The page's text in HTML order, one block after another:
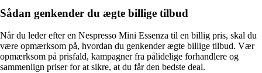
Sådan genkender du ægte billige tilbud
Når du leder efter en Nespresso Mini Essenza til en billig pris, skal du
være opmærksom på, hvordan du genkender ægte billige tilbud. Vær
opmærksom på prisfald, kampagner fra pålidelige forhandlere og
sammenlign priser for at sikre, at du får den bedste deal.